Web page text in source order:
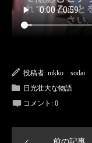
投稿者: nikko sodai
日光壮大な物語
コメント: 0